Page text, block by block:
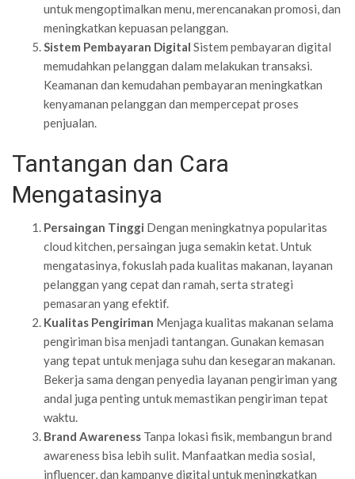
untuk mengoptimalkan menu, merencanakan promosi, dan
meningkatkan kepuasan pelanggan.
Sistem Pembayaran Digital Sistem pembayaran digital
memudahkan pelanggan dalam melakukan transaksi.
Keamanan dan kemudahan pembayaran meningkatkan
kenyamanan pelanggan dan mempercepat proses
penjualan.
Tantangan dan Cara
Mengatasinya
Persaingan Tinggi Dengan meningkatnya popularitas
cloud kitchen, persaingan juga semakin ketat. Untuk
mengatasinya, fokuslah pada kualitas makanan, layanan
pelanggan yang cepat dan ramah, serta strategi
pemasaran yang efektif.
Kualitas Pengiriman Menjaga kualitas makanan selama
pengiriman bisa menjadi tantangan. Gunakan kemasan
yang tepat untuk menjaga suhu dan kesegaran makanan.
Bekerja sama dengan penyedia layanan pengiriman yang
andal juga penting untuk memastikan pengiriman tepat
waktu.
Brand Awareness Tanpa lokasi fisik, membangun brand
awareness bisa lebih sulit. Manfaatkan media sosial,
influencer, dan kampanye digital untuk meningkatkan